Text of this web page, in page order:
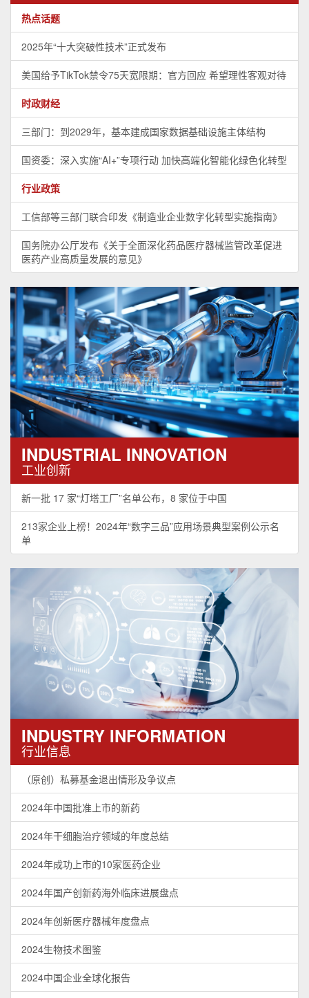
热点话题
2025年“十大突破性技术”正式发布
美国给予TikTok禁令75天宽限期：官方回应 希望理性客观对待
时政财经
三部门：到2029年，基本建成国家数据基础设施主体结构
国资委：深入实施“AI+”专项行动 加快高端化智能化绿色化转型
行业政策
工信部等三部门联合印发《制造业企业数字化转型实施指南》
国务院办公厅发布《关于全面深化药品医疗器械监管改革促进
医药产业高质量发展的意见》
INDUSTRIAL INNOVATION
工业创新
新一批 17 家“灯塔工厂”名单公布，8 家位于中国
213家企业上榜！2024年“数字三品”应用场景典型案例公示名
单
INDUSTRY INFORMATION
行业信息
（原创）私募基金退出情形及争议点
2024年中国批准上市的新药
2024年干细胞治疗领域的年度总结
2024年成功上市的10家医药企业
2024年国产创新药海外临床进展盘点
2024年创新医疗器械年度盘点
2024生物技术图鉴
2024中国企业全球化报告